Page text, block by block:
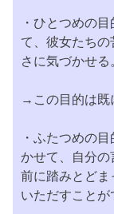
・ひとつめの
て、彼女たち
さに気づかせる
→この目的は既
・ふたつめの
かせて、自分
前に踏みとど
いただすことが